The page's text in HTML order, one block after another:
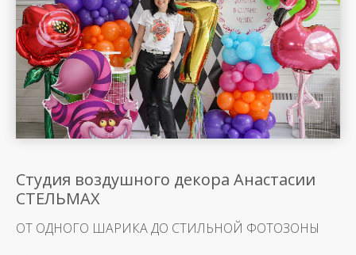
Студия воздушного декора Анастасии
СТЕЛЬМАХ
ОТ ОДНОГО ШАРИКА ДО СТИЛЬНОЙ ФОТОЗОНЫ